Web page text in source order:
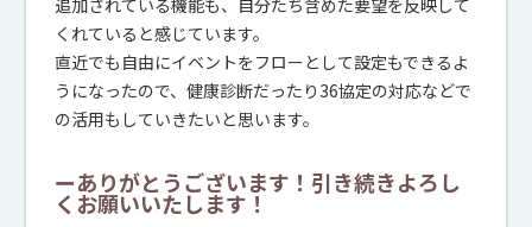
くれていると感じています。
直近でも自由にイベントをフローとして設定もできるよ
うになったので、健康診断だったり36協定の対応などで
の活用もしていきたいと思います。
ーありがとうございます！引き続きよろし
くお願いいたします！